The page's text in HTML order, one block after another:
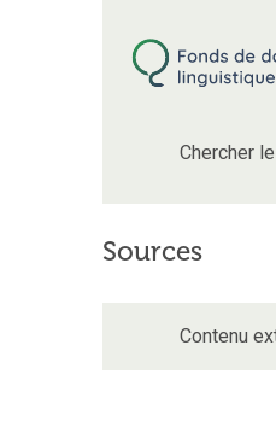
Chercher
Sources
Contenu